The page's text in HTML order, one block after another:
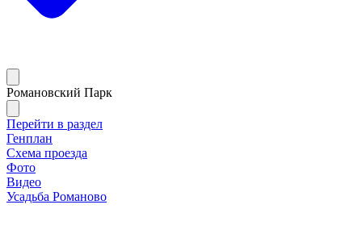
Романовский Парк
Перейти в раздел
Генплан
Схема проезда
Фото
Видео
Усадьба Романово